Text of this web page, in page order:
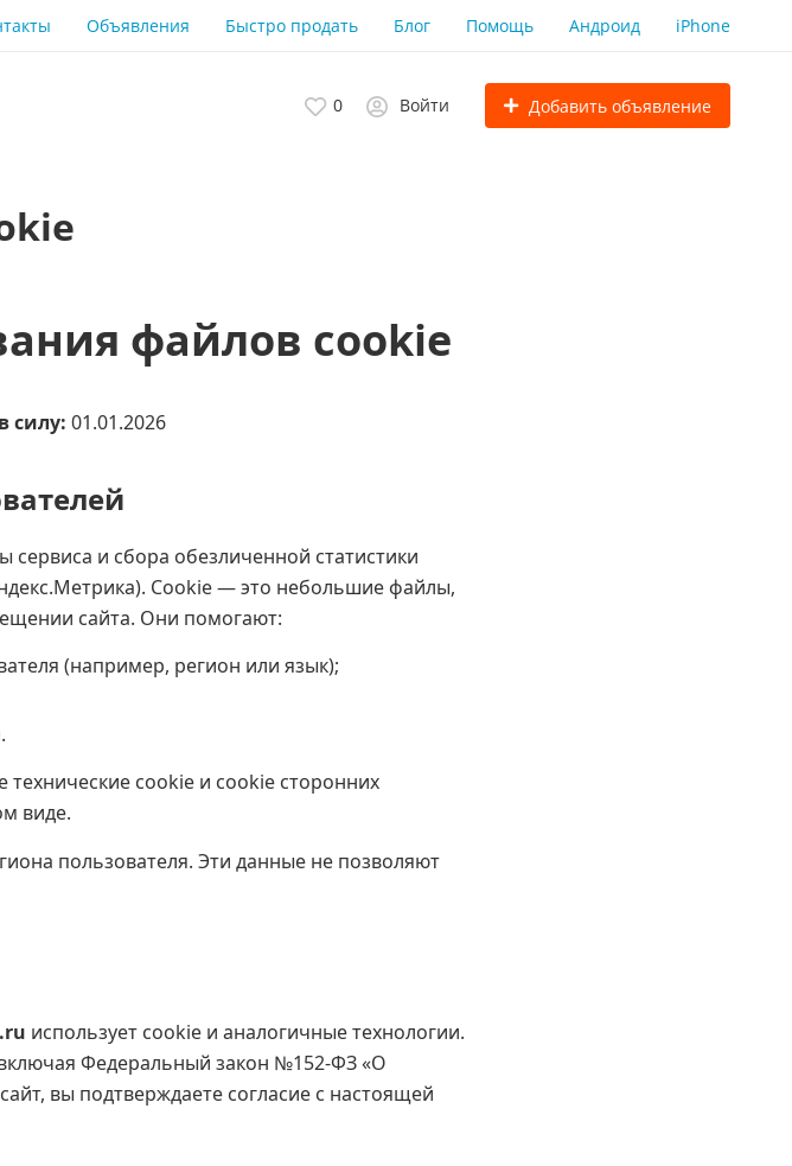
Объявления Быстро продать Блог Помощь Андроид iPhone
0 Войти Добавить объявление
файлов cookie
силу: 01.01.2026
и сбора обезличенной статистики
Cookie — это небольшие файлы,
сайта. Они помогают:
(например, регион или язык);
cookie и cookie сторонних
виде.
пользователя. Эти данные не позволяют
использует cookie и аналогичные технологии.
Федеральный закон №152‑ФЗ «О
вы подтверждаете согласие с настоящей